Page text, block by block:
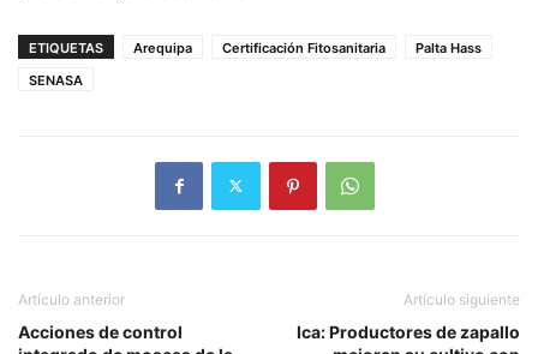
ETIQUETAS Arequipa Certificación Fitosanitaria
Palta Hass
SENASA
Artículo anterior
Acciones de control
Artículo siguiente
Ica: Productores de zapallo